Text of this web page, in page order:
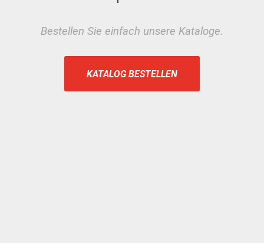
Bestellen Sie einfach unsere Kataloge.
KATALOG BESTELLEN